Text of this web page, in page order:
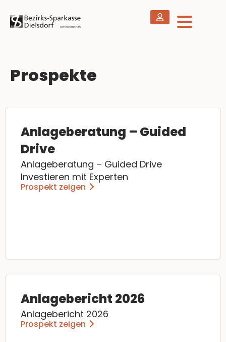
Prospekte
Anlageberatung – Guided
Drive
Anlageberatung – Guided Drive
Investieren mit Experten
Prospekt zeigen
Anlagebericht 2026
Anlagebericht 2026
Prospekt zeigen